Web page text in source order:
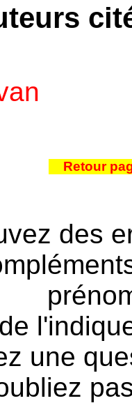
Retour
des
une